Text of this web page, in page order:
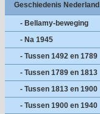
Geschiedenis Nederland
- Bellamy-beweging
- Na 1945
- Tussen 1492 en 1789
- Tussen 1789 en 1813
- Tussen 1813 en 1900
- Tussen 1900 en 1940